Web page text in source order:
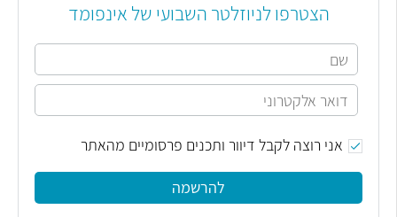
הצטרפו לניוזלטר השבועי של אינפומד
אני רוצה לקבל דיוור ותכנים פרסומיים מהאתר
להרשמה